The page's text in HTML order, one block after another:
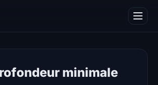
minimale